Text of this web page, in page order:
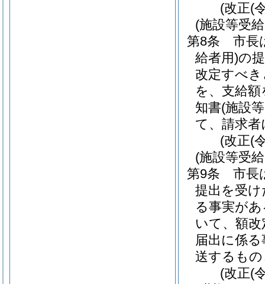
(改正(
(施設等受
第8条
市長
給者用)の
改定すべ
を、支給
知書(施設
て、請求
(改正(
(施設等受
第9条
市長
提出を受
る事実が
いて、額改
届出に係
送するも
(改正(